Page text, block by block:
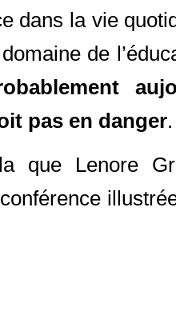
dans la vie
de
pas en danger.
que Lenore